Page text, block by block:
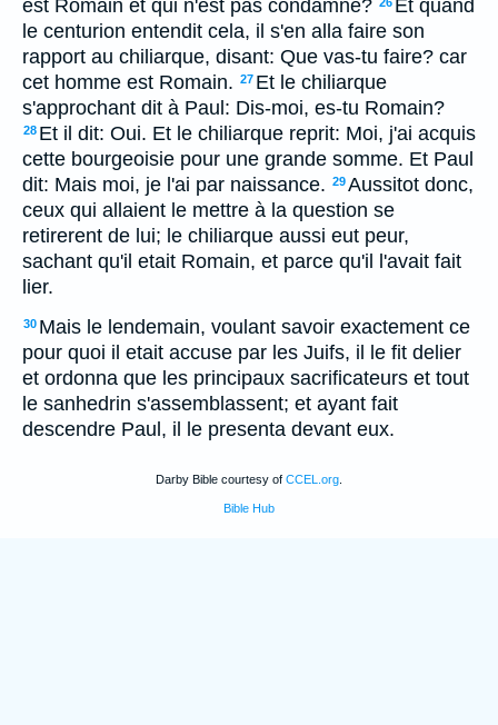
est Romain et qui n'est pas condamne?
Et quand
le centurion entendit cela, il s'en alla faire son
rapport au chiliarque, disant: Que vas-tu faire? car
cet homme est Romain. 27 Et le chiliarque
s'approchant dit à Paul: Dis-moi, es-tu Romain?
28 Et il dit: Oui. Et le chiliarque reprit: Moi, j'ai acquis
cette bourgeoisie pour une grande somme. Et Paul
dit: Mais moi, je l'ai par naissance. 29Aussitot donc,
ceux qui allaient le mettre à la question se
retirerent de lui; le chiliarque aussi eut peur,
sachant qu'il etait Romain, et parce qu'il l'avait fait
lier.
30 Mais le lendemain, voulant savoir exactement ce
pour quoi il etait accuse par les Juifs, il le fit delier
et ordonna que les principaux sacrificateurs et tout
le sanhedrin s'assemblassent; et ayant fait
descendre Paul, il le presenta devant eux.
Darby Bible courtesy of CCEL.org
Bible Hub